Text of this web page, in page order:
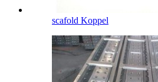
scafold Koppel